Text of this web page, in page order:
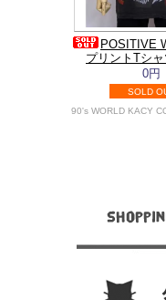
POSITIVE
プリントTシ
0円
SOLD
90's WORLD KACY